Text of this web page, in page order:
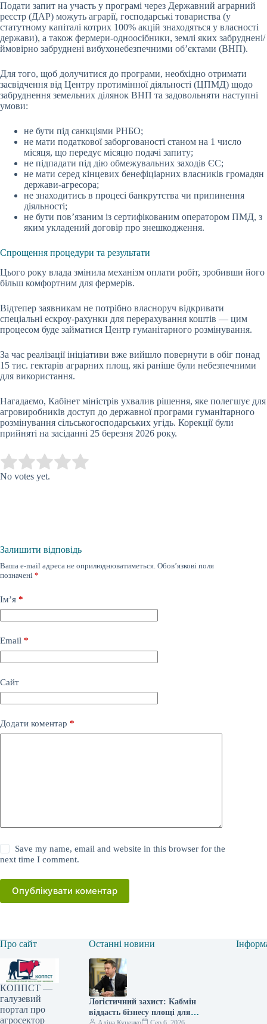
Подати запит на участь у програмі через Державний аграрний
реєстр (ДАР) можуть аграрії, господарські товариства (у
статутному капіталі котрих 100% акцій знаходяться у власності
держави), а також фермери-одноосібники, землі яких забруднені/
ймовірно забруднені вибухонебезпечними об’єктами (ВНП).
Для того, щоб долучитися до програми, необхідно отримати
засвідчення від Центру протимінної діяльності (ЦПМД) щодо
забруднення земельних ділянок ВНП та задовольняти наступні
умови:
не бути під санкціями РНБО;
не мати податкової заборгованості станом на 1 число
місяця, що передує місяцю подачі запиту;
не підпадати під дію обмежувальних заходів ЄС;
не мати серед кінцевих бенефіціарних власників громадян
держави-агресора;
не знаходитись в процесі банкрутства чи припинення
діяльності;
не бути пов’язаним із сертифікованим оператором ПМД, з
яким укладений договір про знешкодження.
Спрощення процедури та результати
Цього року влада змінила механізм оплати робіт, зробивши його
більш комфортним для фермерів.
Відтепер заявникам не потрібно власноруч відкривати
спеціальні ескроу-рахунки для перерахування коштів — цим
процесом буде займатися Центр гуманітарного розмінування.
За час реалізації ініціативи вже вийшло повернути в обіг понад
15 тис. гектарів аграрних площ, які раніше були небезпечними
для використання.
Нагадаємо, Кабінет міністрів ухвалив рішення, яке полегшує для
агровиробників доступ до державної програми гуманітарного
розмінування сільськогосподарських угідь. Корекції були
прийняті на засіданні 25 березня 2026 року.
Rate this item:
No votes yet.
Залишити відповідь
Ваша e-mail адреса не оприлюднюватиметься. Обов’язкові поля
позначені *
Ім’я *
Email *
Сайт
Додати коментар *
Save my name, email and website in this browser for the
next time I comment.
Опублікувати коментар
Про сайт
КОППСТ —
галузевий
портал про
агросектор
Останні новини
Логістичний захист: Кабмін
віддасть бізнесу площі для